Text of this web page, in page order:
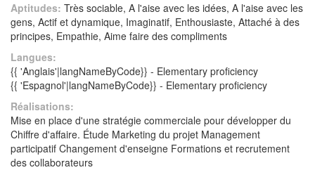
Aptitudes: Très sociable, A l'aise avec les idées, A l'aise avec les
gens, Actif et dynamique, Imaginatif, Enthousiaste, Attaché à des
principes, Empathie, Aime faire des compliments
Langues:
{{ 'Anglais'|langNameByCode}} - Elementary proficiency
{{ 'Espagnol'|langNameByCode}} - Elementary proficiency
Réalisations:
Mise en place d'une stratégie commerciale pour développer du
Chiffre d'affaire. Étude Marketing du projet Management
participatif Changement d'enseigne Formations et recrutement
des collaborateurs